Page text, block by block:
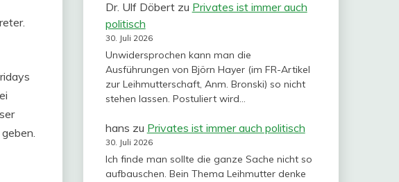
Dr. Ulf Döbertzu Privates ist immer auch
politisch
30. Juli 2026
Unwidersprochen kann man die
Ausführungen von Björn Hayer (im FR-Artikel
zur Leihmutterschaft, Anm. Bronski) so nicht
stehen lassen. Postuliert wird…
hans zu Privates ist immer auch politisch
30. Juli 2026
Ich finde man sollte die ganze Sache nicht so
aufbauschen. Bein Thema Leihmutter denke